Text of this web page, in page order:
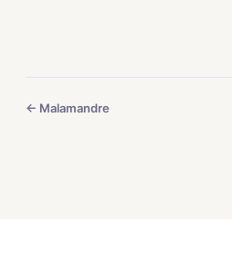
← Malamandre